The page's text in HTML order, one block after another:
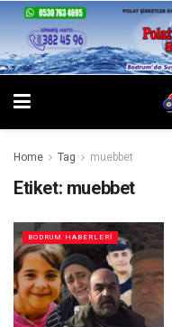
Home Tag muebbet
Etiket: muebbet
BODRUM HABERLERI